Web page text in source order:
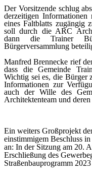
Der Vorsitzende schlug
derzeitigen
eines Faltblatts zugängig
soll durch die ARC
dann die Trainer
Bürgerversammlung
Manfred Brennecke rief
dass die Gemeinde
Wichtig sei es, die Bürger
Informationen zur
auch der Wille des
Architektenteam und deren
Ein weiters Großprojekt
einstimmigem Beschluss
an: In der Sitzung am 20.
Erschließung des
Straßenbauprogramm